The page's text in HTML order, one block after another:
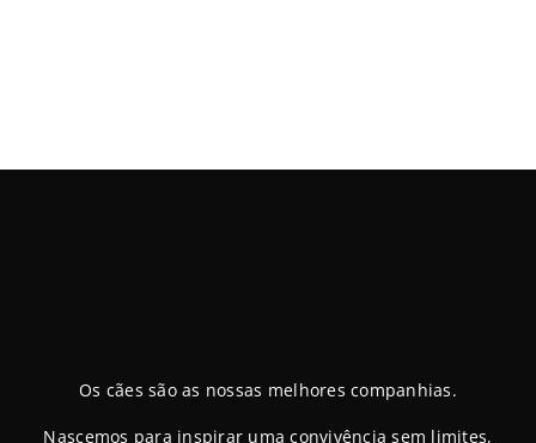
Os cães são as nossas melhores companhias.
Nascemos para inspirar uma convivência sem limites,